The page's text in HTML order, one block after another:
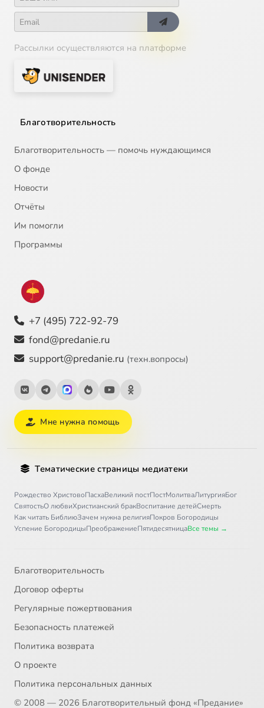
Рассылки осуществляются на платформе
Благотворительность
Благотворительность — помочь нуждающимся
О фонде
Новости
Отчёты
Им помогли
Программы
+7 (495) 722-92-79
fond@predanie.ru
support@predanie.ru (техн.вопросы)
Мне нужна помощь
Тематические страницы медиатеки
Рождество ХристовоПасхаВеликий постПостМолитваЛитургияБог
СвятостьО любвиХристианский бракВоспитание детейСмерть
Как читать БиблиюЗачем нужна религияПокров Богородицы
Успение БогородицыПреображениеПятидесятницаВсе темы →
Благотворительность
Договор оферты
Регулярные пожертвования
Безопасность платежей
Политика возврата
О проекте
Политика персональных данных
© 2008 — 2026 Благотворительный фонд «Предание»